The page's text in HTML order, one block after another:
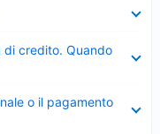
di credito. Quando
o il pagamento